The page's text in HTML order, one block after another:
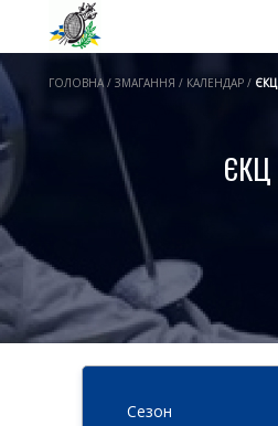
ГОЛОВНА / ЗМАГАННЯ / КАЛЕНДАР / ЄКЦ
ЄКЦ
Cезон